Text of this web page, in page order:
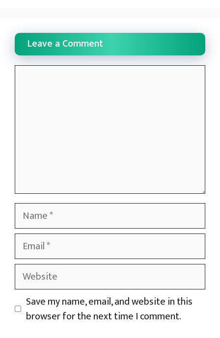
Leave a Comment
Name
Email
Website
Save my name, email, and website in this
browser for the next time I comment.